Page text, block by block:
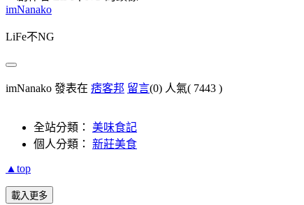
imNanako
LiFe不NG
imNanako 發表在 痞客邦 留言(0) 人氣( 7443 )
全站分類： 美味食記
個人分類： 新莊美食
▲top
載入更多